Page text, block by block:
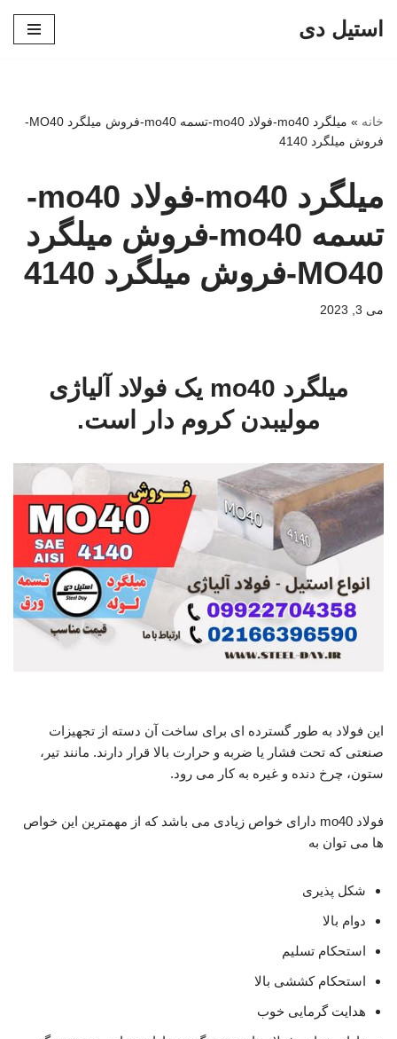
استیل دی
خانه »
میلگرد mo40-فولاد mo40-تسمه mo40-فروش میلگرد MO40-
فروش میلگرد 4140
میلگرد mo40-فولاد mo40-
تسمه mo40-فروش میلگرد
MO40-فروش میلگرد 4140
می 3, 2023
میلگرد mo40 یک فولاد آلیاژی
مولیبدن کروم دار است.
این فولاد به طور گسترده ای برای ساخت آن دسته از تجهیزات
صنعتی که تحت فشار یا ضربه و حرارت بالا قرار دارند. مانند تیر،
ستون، چرخ دنده و غیره به کار می رود.
فولاد mo40 دارای خواص زیادی می باشد که از مهمترین این خواص
ها می توان به
شکل پذیری
دوام بالا
استحکام تسلیم
استحکام کششی بالا
هدایت گرمایی خوب